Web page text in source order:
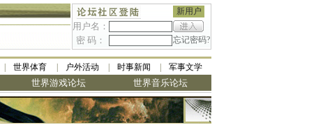
新用户
用户名：
密 码：
忘记密码?
世界体育 户外活动 时事新闻 军事文学
世界游戏论坛 世界音乐论坛